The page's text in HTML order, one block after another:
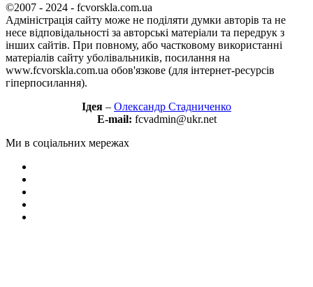
©2007 - 2024 - fcvorskla.com.ua
Адміністрація сайту може не поділяти думки авторів та не
несе відповідальності за авторські матеріали та передрук з
інших сайтів. При повному, або частковому використанні
матеріалів сайту уболівальників, посилання на
www.fcvorskla.com.ua обов'язкове (для інтернет-ресурсів
гіперпосилання).
Ідея – Олександр Стадниченко
E-mail: fcvadmin@ukr.net
Ми в соціальних мережах